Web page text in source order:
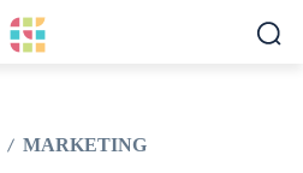
MARKETING